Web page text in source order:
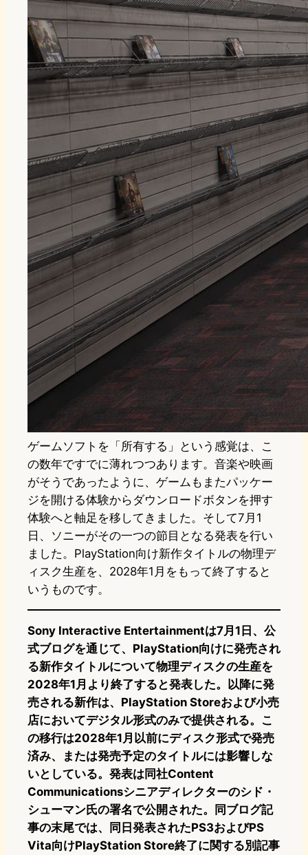
ゲームソフトを「所有する」という感覚は、こ
の数年ですでに薄れつつあります。音楽や映画
がそうであったように、ゲームもまたパッケー
ジを開ける体験からダウンロードボタンを押す
体験へと軸足を移してきました。そして7月1
日、ソニーがその一つの節目となる発表を行い
ました。PlayStation向け新作タイトルの物理デ
ィスク生産を、2028年1月をもって終了すると
いうものです。
Sony Interactive Entertainmentは7月1日、公
式ブログを通じて、PlayStation向けに発売され
る新作タイトルについて物理ディスクの生産を
2028年1月より終了すると発表した。以降に発
売される新作は、PlayStation Storeおよび小売
店においてデジタル形式のみで提供される。こ
の移行は2028年1月以前にディスク形式で発売
済み、または発売予定のタイトルには影響しな
いとしている。発表は同社Content
Communicationsシニアディレクターのシド・
シューマン氏の署名で公開された。同ブログ記
事の末尾では、同日発表されたPS3およびPS
Vita向けPlayStation Store終了に関する別記事